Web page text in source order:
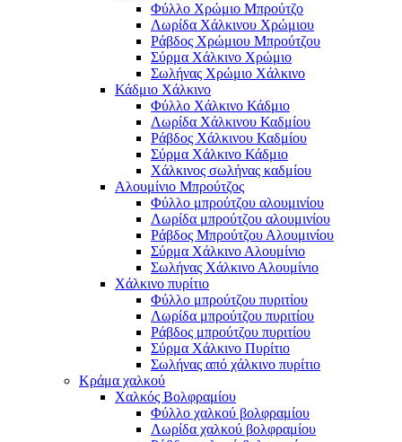
Φύλλο Χρώμιο Μπρούτζο
Λωρίδα Χάλκινου Χρώμιου
Ράβδος Χρώμιου Μπρούτζου
Σύρμα Χάλκινο Χρώμιο
Σωλήνας Χρώμιο Χάλκινο
Κάδμιο Χάλκινο
Φύλλο Χάλκινο Κάδμιο
Λωρίδα Χάλκινου Καδμίου
Ράβδος Χάλκινου Καδμίου
Σύρμα Χάλκινο Κάδμιο
Χάλκινος σωλήνας καδμίου
Αλουμίνιο Μπρούτζος
Φύλλο μπρούτζου αλουμινίου
Λωρίδα μπρούτζου αλουμινίου
Ράβδος Μπρούτζου Αλουμινίου
Σύρμα Χάλκινο Αλουμίνιο
Σωλήνας Χάλκινο Αλουμίνιο
Χάλκινο πυρίτιο
Φύλλο μπρούτζου πυριτίου
Λωρίδα μπρούτζου πυριτίου
Ράβδος μπρούτζου πυριτίου
Σύρμα Χάλκινο Πυρίτιο
Σωλήνας από χάλκινο πυρίτιο
Κράμα χαλκού
Χαλκός Βολφραμίου
Φύλλο χαλκού βολφραμίου
Λωρίδα χαλκού βολφραμίου